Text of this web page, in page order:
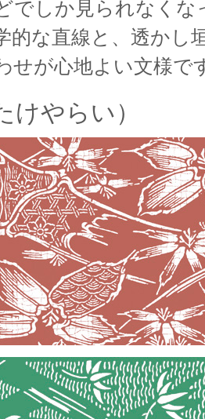
でしか見られなくな
的な直線と、透かし
せが心地よい文様で
けやらい）